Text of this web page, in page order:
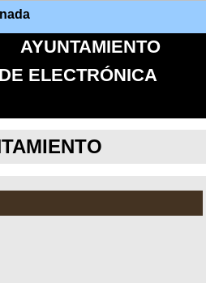
AYUNTAMIENTO
ELECTRÓNICA